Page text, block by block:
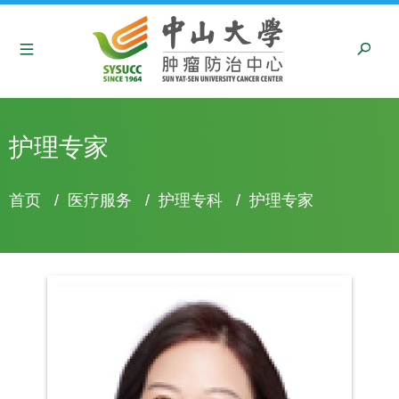
护理专家
面
屑
首页 / 医疗服务 / 护理专科 / 护理专家